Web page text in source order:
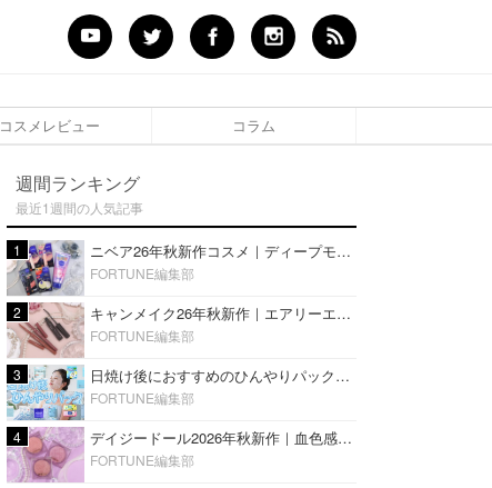
コスメレビュー コラム
週間ランキング
最近1週間の人気記事
1 ニベア26年秋新作コスメ｜ディープモイスチャーリップの美容液タイプや2in1ボディクリームスクラブも
FORTUNE編集部
2 キャンメイク26年秋新作｜エアリーエクステンションライナー＆カールスナイパーマスカラ新色をレビュー
FORTUNE編集部
3 日焼け後におすすめのひんやりパック14選｜暑い夏にぴったりな冷凍／鎮静／うるおいチャージマスクを紹介
FORTUNE編集部
4 デイジードール2026年秋新作｜血色感が可愛い♡『パウダー ブラッシュ ブルーム』新3色をレビュー
FORTUNE編集部